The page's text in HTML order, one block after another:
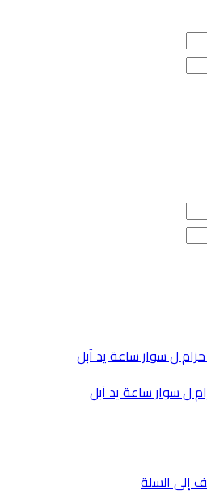
ل سوار ساعة يد آبل
إلى السلة